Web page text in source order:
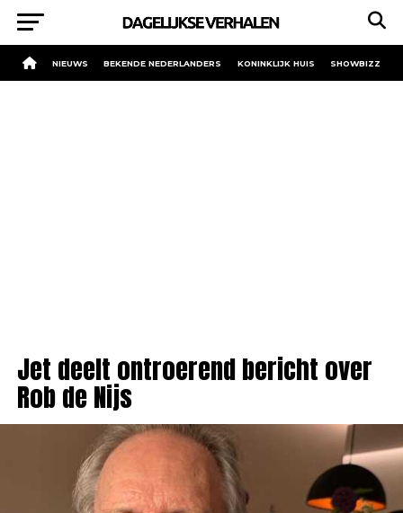
NIEUWS BEKENDE NEDERLANDERS KONINKLIJK HUIS SHOWBIZZ
Jet deelt ontroerend bericht over
Rob de Nijs